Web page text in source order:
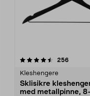
256
Kleshengere
Sklisikre
med metallpinne,
4.5av 5